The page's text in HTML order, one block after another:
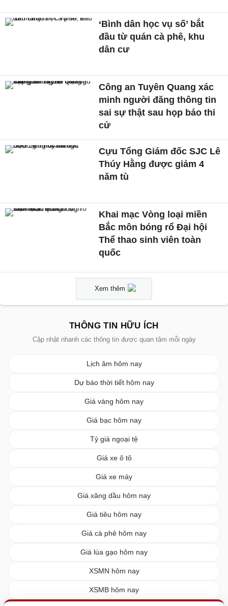
‘Bình dân học vụ số’ bắt
đầu từ quán cà phê, khu
dân cư
Công an Tuyên Quang xác
minh người đăng thông tin
sai sự thật sau họp báo thi
cử
Cựu Tổng Giám đốc SJC Lê
Thúy Hằng được giảm 4
năm tù
Khai mạc Vòng loại miền
Bắc môn bóng rổ Đại hội
Thể thao sinh viên toàn
quốc
Xem thêm
THÔNG TIN HỮU ÍCH
Cập nhật nhanh các thông tin được quan tâm mỗi ngày
Lịch âm hôm nay
Dự báo thời tiết hôm nay
Giá vàng hôm nay
Giá bạc hôm nay
Tỷ giá ngoại tệ
Giá xe ô tô
Giá xe máy
Giá xăng dầu hôm nay
Giá tiêu hôm nay
Giá cà phê hôm nay
Giá lúa gạo hôm nay
XSMN hôm nay
XSMB hôm nay